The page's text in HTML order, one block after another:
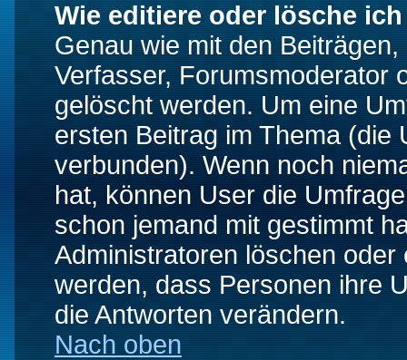
Wie editiere oder lösche
Genau wie mit den
Verfasser, Forumsmoderator
gelöscht werden. Um eine
ersten Beitrag im Thema (die
verbunden). Wenn noch
hat, können User die
schon jemand mit gestimmt
Administratoren löschen
werden, dass Personen ihre
die Antworten verändern.
Nach oben